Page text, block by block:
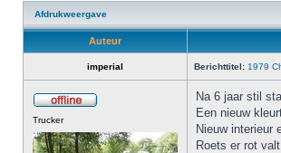
Afdrukweergave
Auteur
imperial Berichttitel: 1979
Trucker
Na 6 jaar stil
Een nieuw
Nieuw interieur
Roets er rot